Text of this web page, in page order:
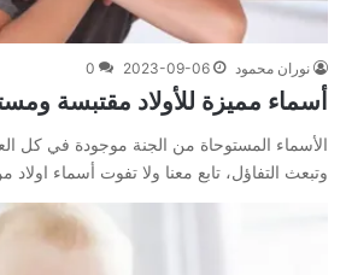
نوران محمود 2023-09-06
0
أسماء مميزة للأولاد مقتبسة
الأسماء المستوحاة من الجنة موجودة في كل
وتبعث التفاؤل، تابع معنا ولا تفوت أسماء اولاد